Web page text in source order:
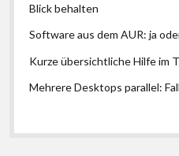
Blick behalten
Software aus dem AUR: ja
Kurze übersichtliche Hilfe im
Mehrere Desktops parallel: